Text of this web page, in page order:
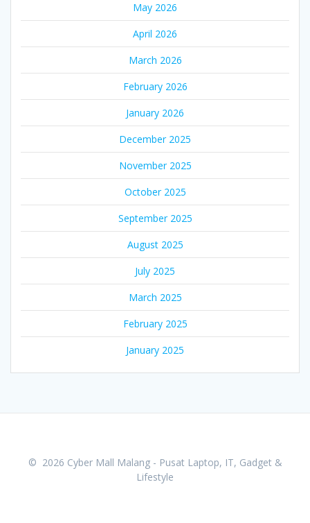
May 2026
April 2026
March 2026
February 2026
January 2026
December 2025
November 2025
October 2025
September 2025
August 2025
July 2025
March 2025
February 2025
January 2025
© 2026 Cyber Mall Malang - Pusat Laptop, IT, Gadget &
Lifestyle